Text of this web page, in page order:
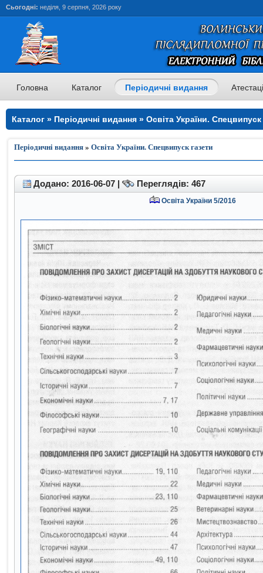
Сьогодні: неділя, 9 серпня, 2026 року
Головна Каталог Періодичні видання
Каталог » Періодичні видання » Освіта України. Спецвипуск
Періодичні видання » Освіта України. Спецвипуск газети
Додано: 2016-06-07 | Переглядів: 467
Освіта України 5/2016